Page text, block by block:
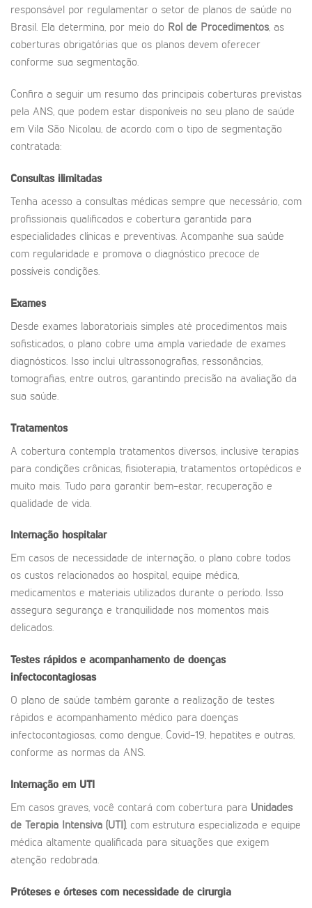
responsável por regulamentar o setor de planos de saúde no
Brasil. Ela determina, por meio do Rol de Procedimentos, as
coberturas obrigatórias que os planos devem oferecer
conforme sua segmentação.
Confira a seguir um resumo das principais coberturas previstas
pela ANS, que podem estar disponíveis no seu plano de saúde
em Vila São Nicolau, de acordo com o tipo de segmentação
contratada:
Consultas ilimitadas
Tenha acesso a consultas médicas sempre que necessário, com
profissionais qualificados e cobertura garantida para
especialidades clínicas e preventivas. Acompanhe sua saúde
com regularidade e promova o diagnóstico precoce de
possíveis condições.
Exames
Desde exames laboratoriais simples até procedimentos mais
sofisticados, o plano cobre uma ampla variedade de exames
diagnósticos. Isso inclui ultrassonografias, ressonâncias,
tomografias, entre outros, garantindo precisão na avaliação da
sua saúde.
Tratamentos
A cobertura contempla tratamentos diversos, inclusive terapias
para condições crônicas, fisioterapia, tratamentos ortopédicos e
muito mais. Tudo para garantir bem-estar, recuperação e
qualidade de vida.
Internação hospitalar
Em casos de necessidade de internação, o plano cobre todos
os custos relacionados ao hospital, equipe médica,
medicamentos e materiais utilizados durante o período. Isso
assegura segurança e tranquilidade nos momentos mais
delicados.
Testes rápidos e acompanhamento de doenças
infectocontagiosas
O plano de saúde também garante a realização de testes
rápidos e acompanhamento médico para doenças
infectocontagiosas, como dengue, Covid-19, hepatites e outras,
conforme as normas da ANS.
Internação em UTI
Em casos graves, você contará com cobertura para Unidades
de Terapia Intensiva (UTI), com estrutura especializada e equipe
médica altamente qualificada para situações que exigem
atenção redobrada.
Próteses e órteses com necessidade de cirurgia